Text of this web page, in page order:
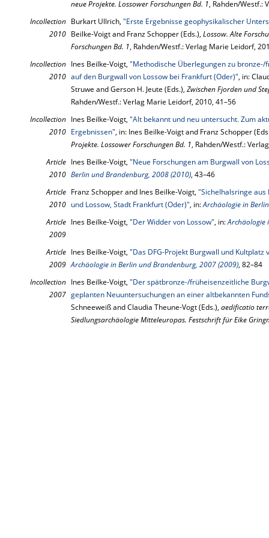
neue Projekte. Lossower Forschungen Bd. 1, Rahden/Westf.:
Incollection
2010
Burkart Ullrich, "Erste Ergebnisse geophysikalischer
Beilke-Voigt and Franz Schopper (Eds.), Lossow. Alte
Forschungen Bd. 1, Rahden/Westf.: Verlag Marie Leidorf,
Incollection
2010
Ines Beilke-Voigt, "Methodische Überlegungen zu
auf den Burgwall von Lossow bei Frankfurt (Oder)", in:
Struwe and Gerson H. Jeute (Eds.), Zwischen Fjorden und
Rahden/Westf.: Verlag Marie Leidorf, 2010, 41–56
Incollection
2010
Ines Beilke-Voigt, "Alt bekannt und neu untersucht. Zum
Ergebnissen", in: Ines Beilke-Voigt and Franz Schopper
Projekte. Lossower Forschungen Bd. 1, Rahden/Westf.:
Article
2010
Ines Beilke-Voigt, "Neue Forschungen am Burgwall von
Berlin und Brandenburg, 2008 (2010), 43–46
Article
2010
Franz Schopper and Ines Beilke-Voigt, "Sichelhalsringe aus
und Lossow, Stadt Frankfurt (Oder)", in:Archäologie in
Article
2009
Ines Beilke-Voigt, "Der Widder von Lossow", in:Archäologie
Article
2009
Ines Beilke-Voigt, "Das DFG-Projekt Burgwall und Kultplatz
Archäologie in Berlin und Brandenburg, 2007 (2009), 82–84
Incollection
2007
Ines Beilke-Voigt, "Der spätbronze-/früheisenzeitliche
geplanten Neuuntersuchungen an einer altbekannten
Schneeweiß and Claudia Theune-Vogt (Eds.), aedificatio
Siedlungsarchäologie Mitteleuropas. Festschrift für Eike